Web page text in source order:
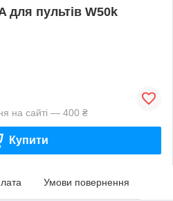
для пультів W50k
на сайті — 400 ₴
Купити
Умови повернення